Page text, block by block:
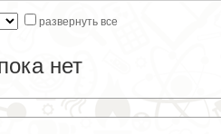
развернуть все
нет